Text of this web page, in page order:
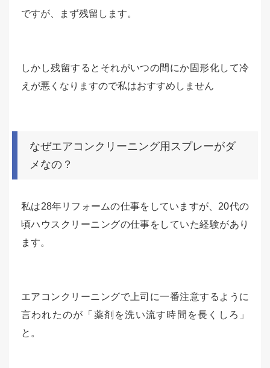
ですが、まず残留します。
しかし残留するとそれがいつの間にか固形化して冷
えが悪くなりますので私はおすすめしません
なぜエアコンクリーニング用スプレーがダ
メなの？
私は28年リフォームの仕事をしていますが、20代の
頃ハウスクリーニングの仕事をしていた経験があり
ます。
エアコンクリーニングで上司に一番注意するように
言われたのが「薬剤を洗い流す時間を長くしろ」
と。